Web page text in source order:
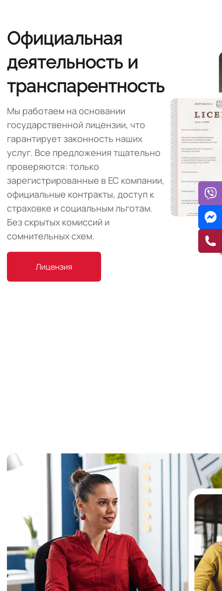
Официальная
деятельность и
транспарентность
Мы работаем на основании
государственной лицензии, что
гарантирует законность наших
услуг. Все предложения тщательно
проверяются: только
зарегистрированные в ЕС компании,
официальные контракты, доступ к
страховке и социальным льготам.
Без скрытых комиссий и
сомнительных схем.
Лицензия